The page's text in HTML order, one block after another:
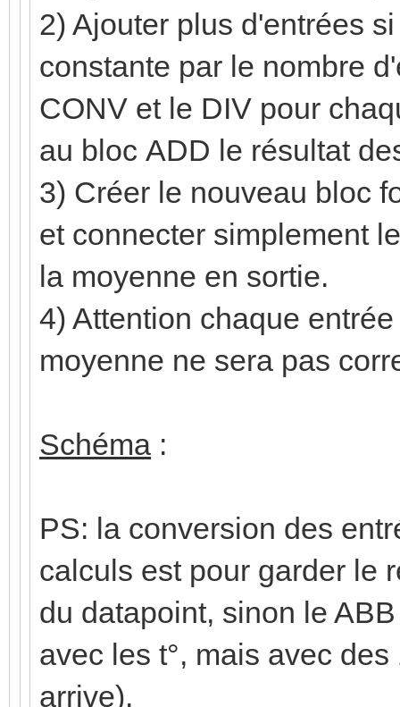
2) Ajouter plus d'entrées
constante par le nombre
CONV et le DIV pour
au bloc ADD le résultat
3) Créer le nouveau bloc
et connecter simplement
la moyenne en sortie.
4) Attention chaque
moyenne ne sera pas
Schéma :
PS: la conversion des
calculs est pour garder le
du datapoint, sinon le
avec les t°, mais avec
arrive).